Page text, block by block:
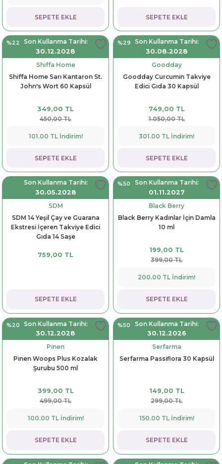
SEPETE EKLE SEPETE EKLE
%22
Son Kullanma Tarihi:
30.12.2028
Shiffa Home
Shiffa Home Sarı Kantaron St.
John's Wort 60 Kapsül
349,00 TL
450,00 TL
101.00 TL İndirim!
SEPETE EKLE
%29
Son Kullanma Tarihi:
30.08.2028
Goodday
Goodday Curcumin Takviye
Edici Gıda 30 Kapsül
749,00 TL
1.050,00 TL
301.00 TL İndirim!
SEPETE EKLE
Son Kullanma Tarihi:
30.05.2028
SDM
SDM 14 Yeşil Çay ve Guarana
Ekstresi İçeren Takviye Edici
Gıda 14 Saşe
759,00 TL
SEPETE EKLE
%50
Son Kullanma Tarihi:
01.11.2027
Black Berry
Black Berry Kadınlar İçin Damla
10 ml
199,00 TL
399,00 TL
200.00 TL İndirim!
SEPETE EKLE
%20
Son Kullanma Tarihi:
30.12.2028
Pinen
Pinen Woops Plus Kozalak
Şurubu 500 ml
399,00 TL
499,00 TL
100.00 TL İndirim!
SEPETE EKLE
%50
Son Kullanma Tarihi:
30.12.2026
Serfarma
Serfarma Passiflora 30 Kapsül
149,00 TL
299,00 TL
150.00 TL İndirim!
SEPETE EKLE